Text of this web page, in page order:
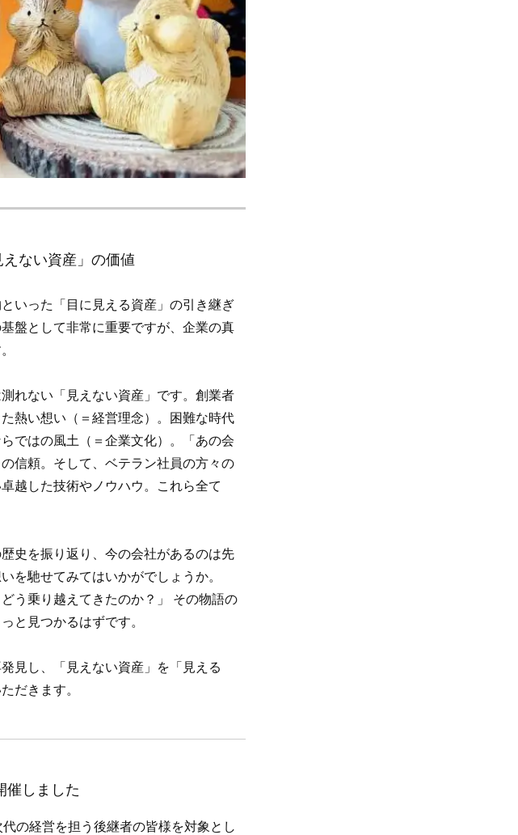
ない資産」の価値
いった「目に見える資産」の引き継ぎ
盤として非常に重要ですが、企業の真
れない「見えない資産」です。創業者
熱い想い（＝経営理念）。困難な時代
ではの風土（＝企業文化）。「あの会
信頼。そして、ベテラン社員の方々の
越した技術やノウハウ。これら全て
史を振り返り、今の会社があるのは先
を馳せてみてはいかがでしょうか。
う乗り越えてきたのか？」 その物語の
と見つかるはずです。
見し、「見えない資産」を「見える
だきます。
催しました
の経営を担う後継者の皆様を対象とし